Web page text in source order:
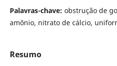
Palavras-chave: obstrução de
amônio, nitrato de cálcio,
Resumo